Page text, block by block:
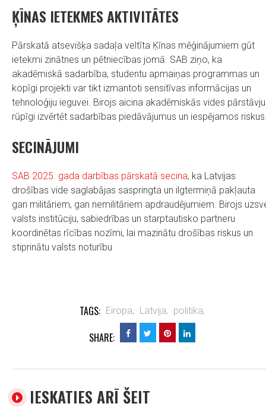
ĶĪNAS IETEKMES AKTIVITĀTES
Pārskatā atsevišķa sadaļa veltīta Ķīnas mēģinājumiem gūt
ietekmi zinātnes un pētniecības jomā. SAB ziņo, ka
akadēmiskā sadarbība, studentu apmaiņas programmas un
kopīgi projekti var tikt izmantoti sensitīvas informācijas un
tehnoloģiju ieguvei. Birojs aicina akadēmiskās vides
rūpīgi izvērtēt sadarbības piedāvājumus un iespējamos
SECINĀJUMI
SAB 2025. gada darbības pārskatā secina, ka Latvijas
drošības vide saglabājas saspringta un ilgtermiņā pakļauta
gan militāriem, gan nemilitāriem apdraudējumiem. Birojs
valsts institūciju, sabiedrības un starptautisko partneru
koordinētas rīcības nozīmi, lai mazinātu drošības riskus un
stiprinātu valsts noturību
TAGS: Eiropa, Latvija, politika,
SHARE:
IESKATIES ARĪ ŠEIT